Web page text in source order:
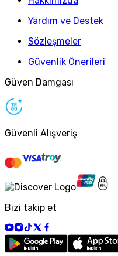
Yardım ve Destek
Sözleşmeler
Güvenlik Önerileri
Güven Damgası
Güvenli Alışveriş
Bizi takip et